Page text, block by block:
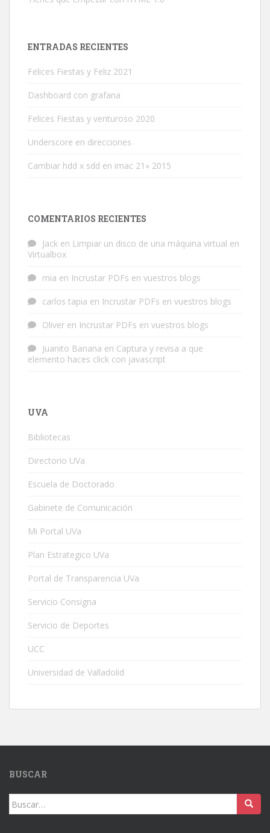
ENTRADAS RECIENTES
Felices Fiestas y Feliz 2021
Dashboard con grafana
Felices Fiestas y venturoso 2020
Underscore en direcciones
Cambiar hdd x sdd en imac 21» 2015
COMENTARIOS RECIENTES
Jack en Limpiar un disco de una máquina virtual en
Virtualbox
mia en Incrustar PDFs en vuestros blogs
carlos tapia en Incrustar PDFs en vuestros blogs
Oliver en Incrustar PDFs en vuestros blogs
Juanito Banana en Captura y revisa a que
elemento haces click con javascript
UVA
Bibliotecas
Directorio UVa
Escuela de Doctorado
Gabinete de Comunicación
Mi Portal UVa
Plan Estrategico UVa
Portal de Transparencia UVa
Servicio Consigna
Servicio de Deportes
UCC
Universidad de Valladolid
BUSCAR
Buscar: